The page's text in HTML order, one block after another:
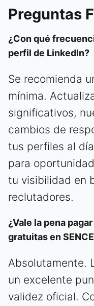
Preguntas
¿Con qué
perfil de LinkedIn?
Se recomienda
mínima.
significativos,
cambios de
tus perfiles al
para
tu visibilidad en
reclutadores.
¿Vale la pena
gratuitas en
Absolutamente.
un excelente
validez oficial.